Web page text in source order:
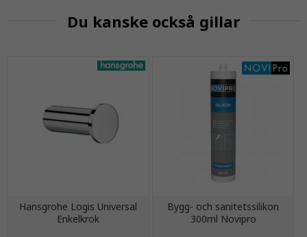
Du kanske också gillar
Hansgrohe Logis Universal
Enkelkrok
Bygg- och sanitetssilikon
300ml Novipro